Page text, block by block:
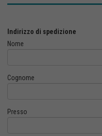
Indirizzo di spedizione
Nome
Cognome
Presso